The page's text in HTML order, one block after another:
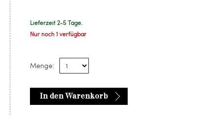
Lieferzeit 2-5 Tage.
Nur noch 1 verfügbar
Menge:
In den Warenkorb